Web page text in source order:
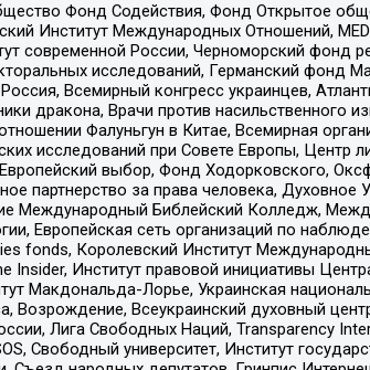
Фонд Содействия, Фонд Открытое
Институт Международных Отношений, MEDIA
современной России, Черноморский фонд
исследований, Германский фонд
Всемирный конгресс украинцев,
дракона, Врачи против насильственного
Фалуньгун в Китае, Всемирная
исследований при Совете Европы, Центр
выбор, Фонд Ходорковского,
за права человека, Духовное
Международный Библейский Колледж,
Европейская сеть организаций по
fonds, Королевский Институт
Insider, Институт правовой инициативы
Макдональда-Лорье, Украинская
Всеукраинский духовный
Лига Свободных Наций, Transparеncy
Свободный университет, Институт